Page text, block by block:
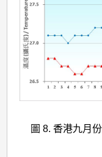
圖 8. 香港九月